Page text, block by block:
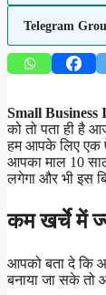
Telegram
Small Business
को तो पता ही है
हम आपके लिए एक
आपका माल 10
लगेगा और भी इस
कम खर्चे में
आपको बता दे कि
बनाया जा सके